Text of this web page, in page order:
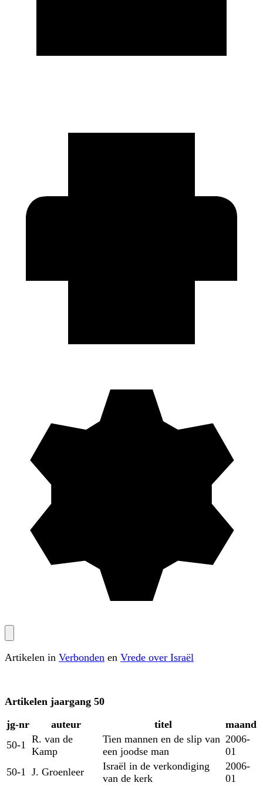
Artikelen in Verbonden en Vrede over Israël
Artikelen jaargang 50
jg‑nr
auteur titel
maand
50-1
R. van de
Kamp
Tien mannen en de slip van
een joodse man
2006-
01
50-1
J. Groenleer
Israël in de verkondiging
van de kerk
2006-
01